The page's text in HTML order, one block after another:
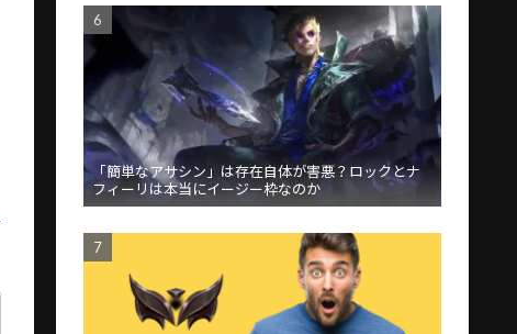
「簡単なアサシン」は存在自体が害悪？ロックとナ
フィーリは本当にイージー枠なのか